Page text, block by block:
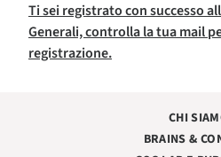
Ti sei registrato con successo
Generali, controlla la tua mail
registrazione.
CHI
BRAINS &